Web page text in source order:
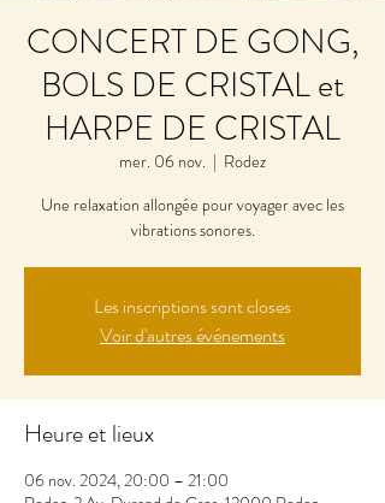
CONCERT DE GONG,
BOLS DE CRISTAL et
HARPE DE CRISTAL
mer. 06 nov.
  |
Rodez
Une relaxation allongée pour voyager avec les
vibrations sonores.
Les inscriptions sont closes
Voir d'autres événements
Heure et lieux
06 nov. 2024, 20:00 – 21:00